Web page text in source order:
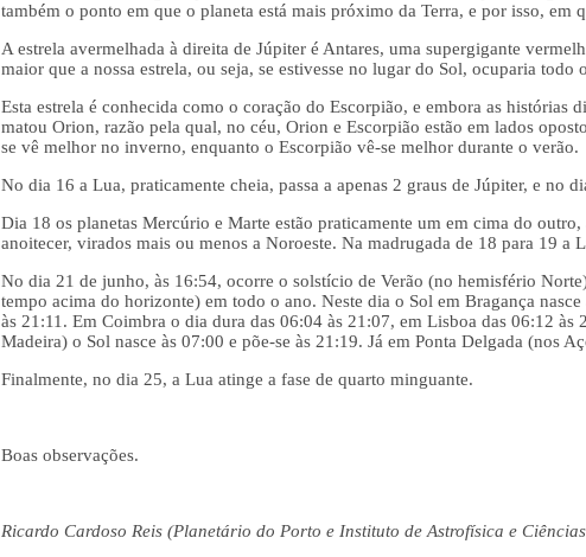
também o ponto em que o planeta está mais próximo da Terra, e por isso, em
A estrela avermelhada à direita de Júpiter é Antares, uma supergigante
maior que a nossa estrela, ou seja, se estivesse no lugar do Sol, ocuparia
Esta estrela é conhecida como o coração do Escorpião, e embora as histórias
matou Orion, razão pela qual, no céu, Orion e Escorpião estão em lados
se vê melhor no inverno, enquanto o Escorpião vê-se melhor durante o verão.
No dia 16 a Lua, praticamente cheia, passa a apenas 2 graus de Júpiter, e no
Dia 18 os planetas Mercúrio e Marte estão praticamente um em cima do
anoitecer, virados mais ou menos a Noroeste. Na madrugada de 18 para 19 a
No dia 21 de junho, às 16:54, ocorre o solstício de Verão (no hemisfério
tempo acima do horizonte) em todo o ano. Neste dia o Sol em Bragança
às 21:11. Em Coimbra o dia dura das 06:04 às 21:07, em Lisboa das 06:12
Madeira) o Sol nasce às 07:00 e põe-se às 21:19. Já em Ponta Delgada (nos
Finalmente, no dia 25, a Lua atinge a fase de quarto minguante.
Boas observações.
Ricardo Cardoso Reis (Planetário do Porto e Instituto de Astrofísica e